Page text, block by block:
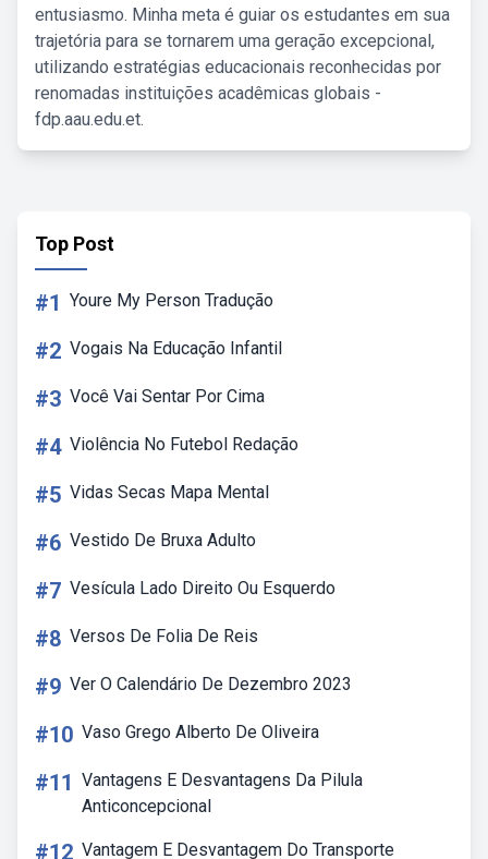
entusiasmo. Minha meta é guiar os estudantes em sua
trajetória para se tornarem uma geração excepcional,
utilizando estratégias educacionais reconhecidas por
renomadas instituições acadêmicas globais -
fdp.aau.edu.et.
Top Post
#1 Youre My Person Tradução
#2 Vogais Na Educação Infantil
#3 Você Vai Sentar Por Cima
#4 Violência No Futebol Redação
#5 Vidas Secas Mapa Mental
#6 Vestido De Bruxa Adulto
#7 Vesícula Lado Direito Ou Esquerdo
#8 Versos De Folia De Reis
#9 Ver O Calendário De Dezembro 2023
#10 Vaso Grego Alberto De Oliveira
#11 Vantagens E Desvantagens Da Pilula
Anticoncepcional
#12 Vantagem E Desvantagem Do Transporte